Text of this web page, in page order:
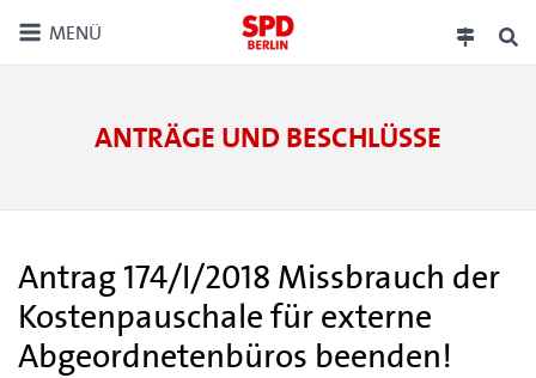
MENÜ
ANTRÄGE UND BESCHLÜSSE
Antrag 174/I/2018 Missbrauch der
Kostenpauschale für externe
Abgeordnetenbüros beenden!